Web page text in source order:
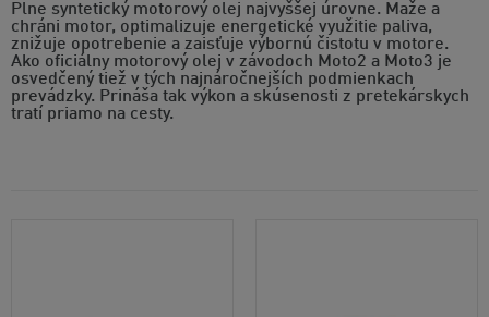
Plne syntetický motorový olej najvyššej úrovne. Maže a
chráni motor, optimalizuje energetické využitie paliva,
znižuje opotrebenie a zaisťuje výbornú čistotu v motore.
Ako oficiálny motorový olej v závodoch Moto2 a Moto3 je
osvedčený tiež v tých najnáročnejších podmienkach
prevádzky. Prináša tak výkon a skúsenosti z pretekárskych
tratí priamo na cesty.